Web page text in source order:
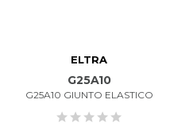
ELTRA
G25A10
G25A10 GIUNTO ELASTICO